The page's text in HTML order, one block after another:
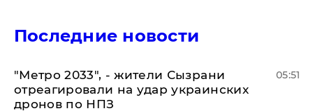
Последние новости
"Метро 2033", - жители Сызрани
отреагировали на удар украинских
дронов по НПЗ
05:51